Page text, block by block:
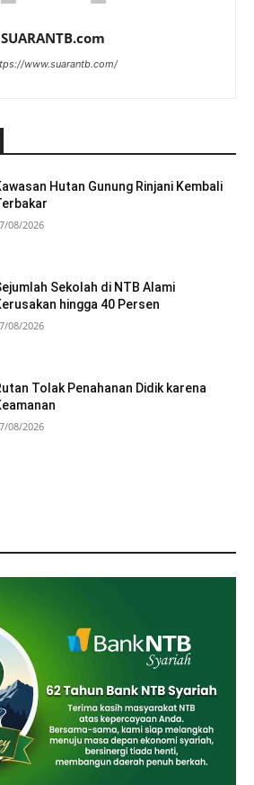
SUARANTB.com
www.suarantb.com/
Hutan Gunung Rinjani Kembali
08/2026
Sekolah di NTB Alami
hingga 40 Persen
08/2026
Tolak Penahanan Didik karena
08/2026